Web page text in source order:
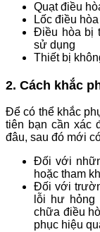
Quạt điều
Lốc điều
Điều hòa bị
sử dụng
Thiết bị
2. Cách khắc
Để có thể khắc
tiên bạn cần xác
đâu, sau đó mới
Đối với
hoặc tham
Đối với
lỗi hư
chữa điều
phục hiệu